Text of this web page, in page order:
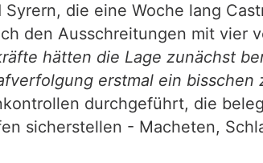
die eine Woche lang
den Ausschreitungen mit vier
hätten die Lage zunächst
erstmal ein bisschen
durchgeführt, die
sicherstellen - Macheten,